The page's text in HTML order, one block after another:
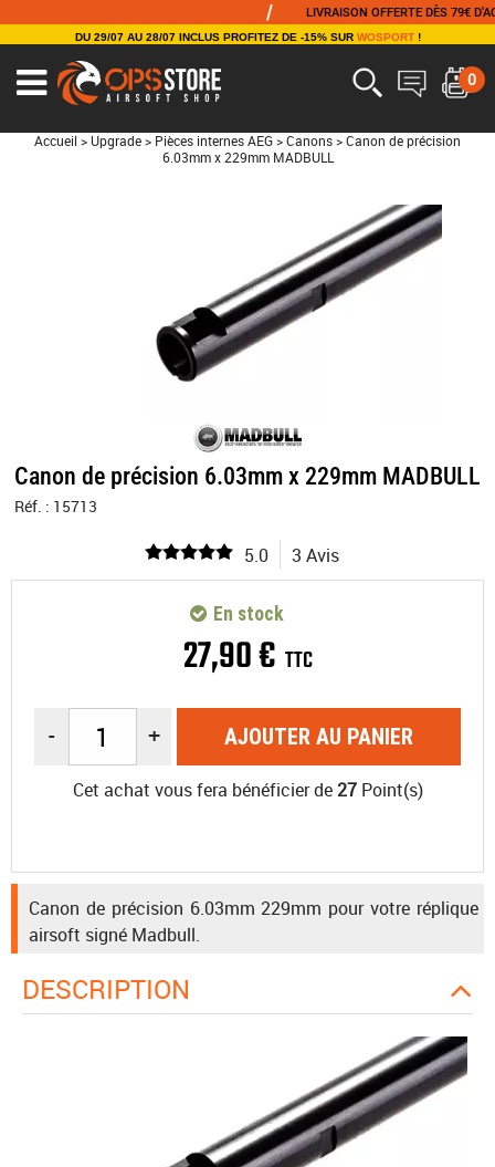
LIVRAISON OFFERTE DÈS 79€ D'ACHAT
DU 29/07 AU 28/07 INCLUS PROFITEZ DE -15% SUR WOSPORT!
0
Accueil > Upgrade > Pièces internes AEG > Canons > Canon de précision
6.03mm x 229mm MADBULL
Canon de précision 6.03mm x 229mm MADBULL
Réf. : 15713
5.0 3 Avis
27,90€ TTC
En stock
- + AJOUTER AU PANIER
Cet achat vous fera bénéficier de 27Point(s)
Canon de précision 6.03mm 229mm pour votre réplique
airsoft signé Madbull.
DESCRIPTION